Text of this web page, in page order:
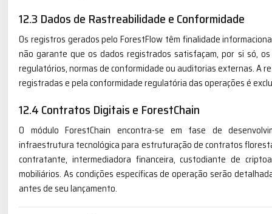
12.3 Dados de Rastreabilidade e Conformidade
Os registros gerados pelo ForestFlow têm finalidade
não garante que os dados registrados satisfaçam, por si só,
regulatórios, normas de conformidade ou auditorias externas. A
registradas e pela conformidade regulatória das operações é
12.4 Contratos Digitais e ForestChain
O módulo ForestChain encontra-se em fase de
infraestrutura tecnológica para estruturação de contratos
contratante, intermediadora financeira, custodiante de
mobiliários. As condições específicas de operação serão
antes de seu lançamento.